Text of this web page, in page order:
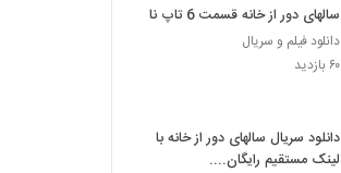
سالهای دور از خانه قسمت 6 تاپ ناب
دانلود فیلم و سریال
۶۰ بازدید
دانلود سریال سالهای دور از خانه با
لینک مستقیم رایگان....